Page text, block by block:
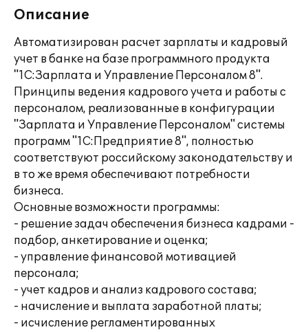
Описание
Автоматизирован расчет зарплаты и кадровый
учет в банке на базе программного продукта
"1С:Зарплата и Управление Персоналом 8".
Принципы ведения кадрового учета и работы с
персоналом, реализованные в конфигурации
"Зарплата и Управление Персоналом" системы
программ "1С:Предприятие 8", полностью
соответствуют российскому законодательству и
в то же время обеспечивают потребности
бизнеса.
Основные возможности программы:
- решение задач обеспечения бизнеса кадрами -
подбор, анкетирование и оценка;
- управление финансовой мотивацией
персонала;
- учет кадров и анализ кадрового состава;
- начисление и выплата заработной платы;
- исчисление регламентированных